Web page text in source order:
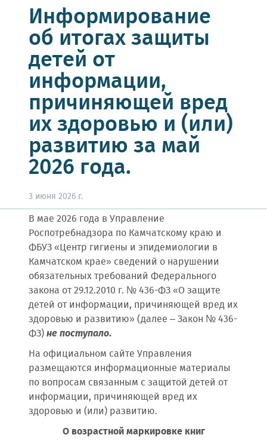
Информирование
об итогах защиты
детей от
информации,
причиняющей вред
их здоровью и (или)
развитию за май
2026 года.
3 июня 2026 г.
В мае 2026 года в Управление
Роспотребнадзора по Камчатскому краю и
ФБУЗ «Центр гигиены и эпидемиологии в
Камчатском крае» сведений о нарушении
обязательных требований Федерального
закона от 29.12.2010 г. № 436-ФЗ «О защите
детей от информации, причиняющей вред их
здоровью и развитию» (далее – Закон № 436-
ФЗ)не поступало.
На официальном сайте Управления
размещаются информационные материалы
по вопросам связанным с защитой детей от
информации, причиняющей вред их
здоровью и (или) развитию.
О возрастной маркировке книг